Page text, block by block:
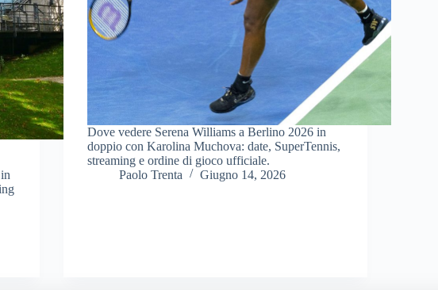
Dove vedere Serena Williams a Berlino 2026 in
doppio con Karolina Muchova: date, SuperTennis,
streaming e ordine di gioco ufficiale.
Paolo Trenta
Giugno 14, 2026